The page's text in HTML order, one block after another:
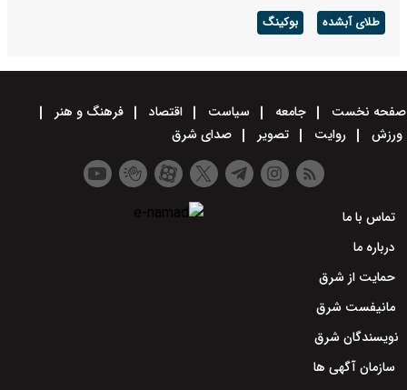
طلای آبشده بوکینگ
صفحه نخست جامعه سیاست اقتصاد
فرهنگ و هنر
ورزش
روایت تصویر صدای شرق
تماس با ما
درباره ما
حمایت از شرق
مانیفست شرق
نویسندگان شرق
سازمان آگهی ها